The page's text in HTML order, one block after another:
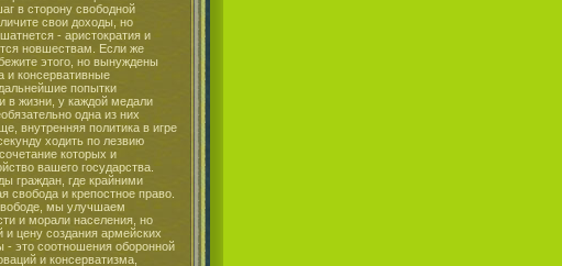
в сторону свободной
свои доходы, но
- аристократия и
новшествам. Если же
этого, но вынуждены
и консервативные
попытки
в жизни, у каждой медали
одна из них
внутренняя политика в игре
ходить по лезвию
которых и
вашего государства.
граждан, где крайними
свобода и крепостное право.
мы улучшаем
и морали населения, но
цену создания армейских
- это соотношения оборонной
и консерватизма,